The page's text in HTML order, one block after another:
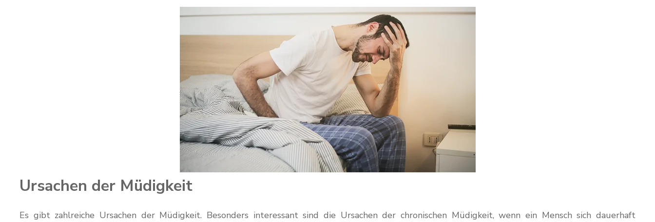
Ursachen der Müdigkeit
Es gibt zahlreiche Ursachen der Müdigkeit. Besonders interessant sind die Ursachen der chronischen Müdigkeit, wenn ein Mensch sich dauerhaft